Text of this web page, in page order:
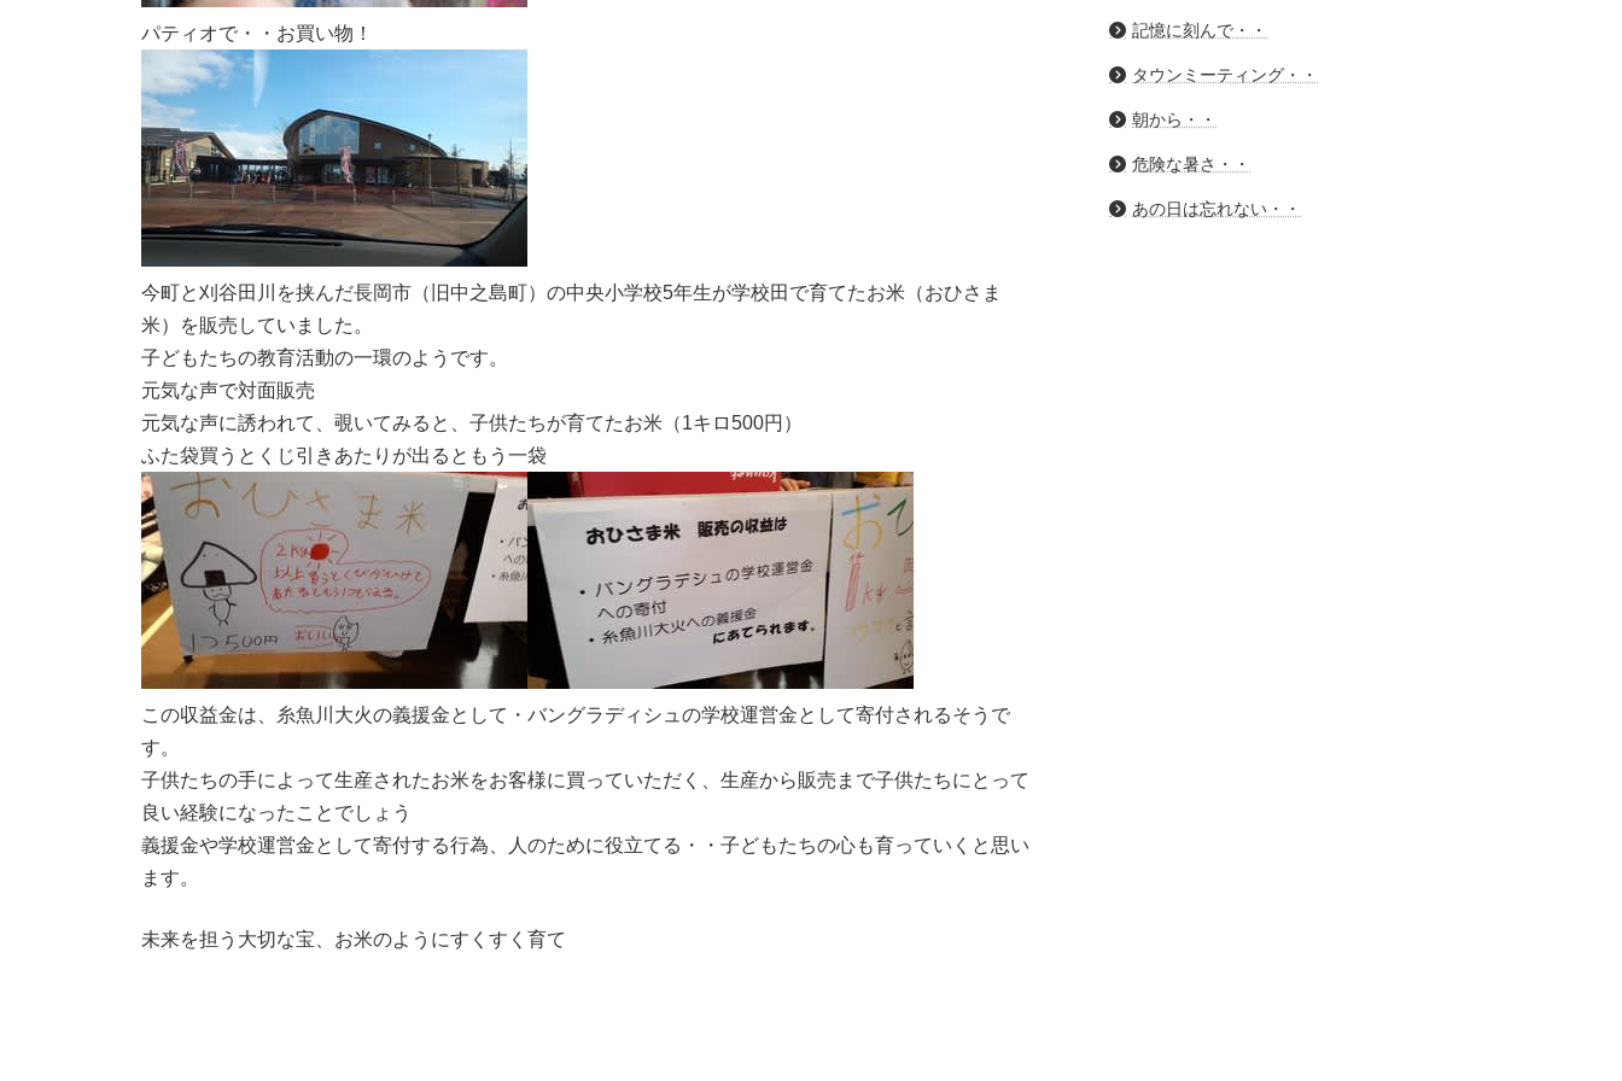
パティオで・・お買い物！
今町と刈谷田川を挟んだ長岡市（旧中之島町）の中央小学校5年生が学校田で育てたお米（おひさま
米）を販売していました。
子どもたちの教育活動の一環のようです。
元気な声で対面販売
元気な声に誘われて、覗いてみると、子供たちが育てたお米（1キロ500円）
ふた袋買うとくじ引きあたりが出るともう一袋
この収益金は、糸魚川大火の義援金として・バングラディシュの学校運営金として寄付されるそうで
す。
子供たちの手によって生産されたお米をお客様に買っていただく、生産から販売まで子供たちにとって
良い経験になったことでしょう
義援金や学校運営金として寄付する行為、人のために役立てる・・子どもたちの心も育っていくと思い
ます。
未来を担う大切な宝、お米のようにすくすく育て
記憶に刻んで・・
タウンミーティング・・
朝から・・
危険な暑さ・・
あの日は忘れない・・